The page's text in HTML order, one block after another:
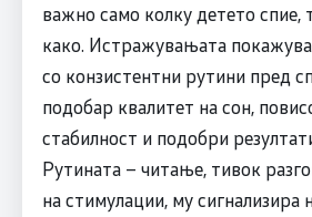
важно само колку детето спие,
како. Истражувањата
со конзистентни рутини пред
подобар квалитет на сон,
стабилност и подобри
Рутината – читање, тивок
на стимулации, му сигнализира